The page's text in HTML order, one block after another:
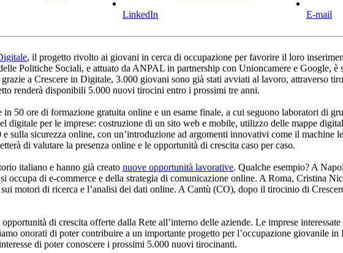
LinkedIn E-mail
, il progetto rivolto ai giovani in cerca di occupazione per favorire il loro
Politiche Sociali, e attuato da ANPAL in partnership con Unioncamere e Google, è
a Crescere in Digitale, 3.000 giovani sono già stati avviati al lavoro, attraverso
renderà disponibili 5.000 nuovi tirocini entro i prossimi tre anni.
in 50 ore di formazione gratuita online e un esame finale, a cui seguono laboratori di
digitale per le imprese: costruzione di un sito web e mobile, utilizzo delle mappe
sulla sicurezza online, con un’introduzione ad argomenti innovativi come il machine
di valutare la presenza online e le opportunità di crescita caso per caso.
italiano e hanno già creato nuove opportunità lavorative. Qualche esempio? A
occupa di e-commerce e della strategia di comunicazione online. A Roma, Cristina
motori di ricerca e l’analisi dei dati online. A Cantù (CO), dopo il tirocinio di
di crescita offerte dalla Rete all’interno delle aziende. Le imprese
onorati di poter contribuire a un importante progetto per l’occupazione giovanile
di poter conoscere i prossimi 5.000 nuovi tirocinanti.